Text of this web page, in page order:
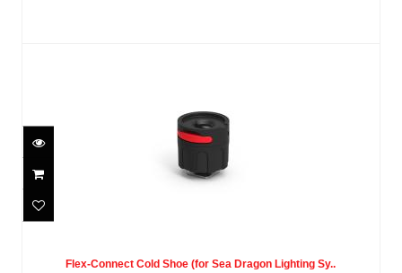
Flex-Connect Cold Shoe (for Sea Dragon Lighting Sy..